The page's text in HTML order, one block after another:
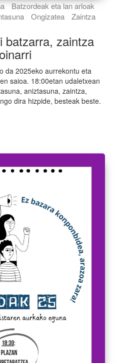
Batzordeak eta lan arloak
Ongizatea
Zaintza
batzarra, zaintza
da 2025eko aurrekontu eta
saioa. 18:00etan udaletxean
aniztasuna, zaintza,
dira hizpide, besteak beste.